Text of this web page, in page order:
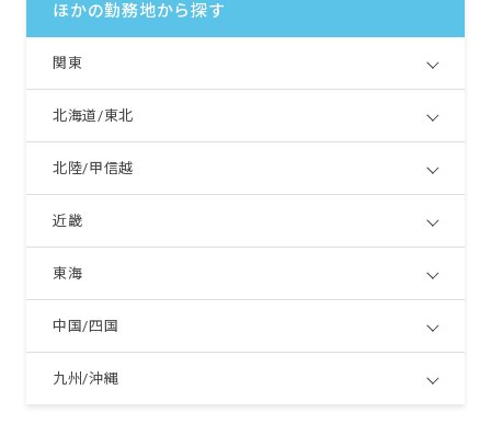
ほかの勤務地から探す
関東
北海道/東北
北陸/甲信越
近畿
東海
中国/四国
九州/沖縄